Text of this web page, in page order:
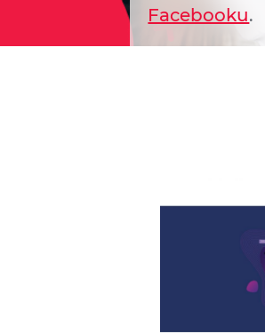
Facebooku.